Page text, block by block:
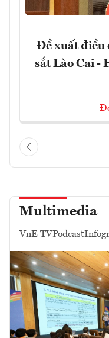
Đề xuất điều
sắt Lào Cai -
Multimedia
VnE TVPodcast